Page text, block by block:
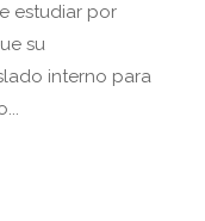
estudiar por
su
interno para